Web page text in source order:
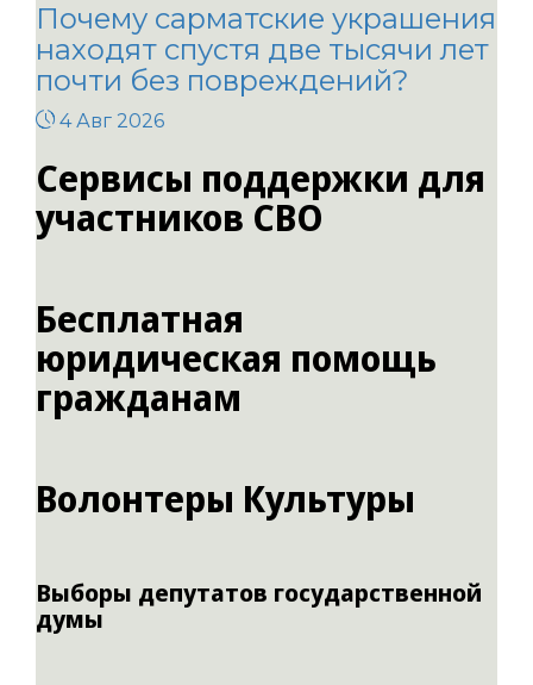
Почему сарматские украшения
находят спустя две тысячи лет
почти без повреждений?
4 Авг 2026
Сервисы поддержки для
участников СВО
Бесплатная
юридическая помощь
гражданам
Волонтеры Культуры
Выборы депутатов государственной
думы